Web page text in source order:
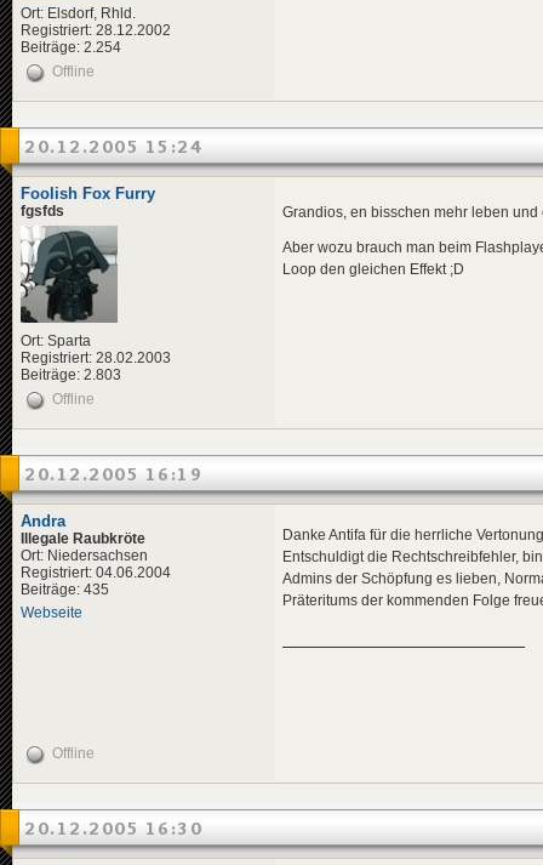
Ort: Elsdorf, Rhld.
Registriert: 28.12.2002
Beiträge: 2.254
Offline
20.12.2005 15:24
Foolish Fox Furry
fgsfds
Ort: Sparta
Registriert: 28.02.2003
Beiträge: 2.803
Grandios, en bisschen mehr leben
Aber wozu brauch man beim
Loop den gleichen Effekt ;D
Offline
20.12.2005 16:19
Andra
Illegale Raubkröte
Ort: Niedersachsen
Registriert: 04.06.2004
Beiträge: 435
Webseite
Danke Antifa für die herrliche
Entschuldigt die Rechtschreibfehler,
Admins der Schöpfung es lieben,
Präteritums der kommenden Folge
Offline
20.12.2005 16:30